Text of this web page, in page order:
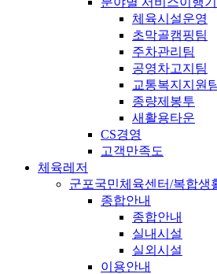
체육시설운영
초막골캠핑팀
주차관리팀
공영차고지팀
교통복지지원
종량제봉투
새활용타운
CS경영
고객만족도
체육레저
군포국민체육센터/복합생
종합안내
종합안내
실내시설
실외시설
이용안내